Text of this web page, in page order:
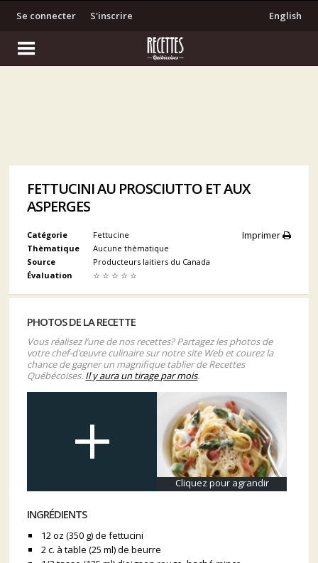
S'inscrire
Se connecter English
FETTUCINI AU PROSCIUTTO ET AUX
ASPERGES
Imprimer
Catégorie
Fettucine
Thèmatique
Aucune thèmatique
Source
Producteurs laitiers du Canada
Évaluation
☆ ☆ ☆ ☆ ☆
PHOTOS DE LA RECETTE
Vous réalisez l’une de nos recettes? Partagez les photos de
votre chef-d’œuvre culinaire sur notre site Web et courez la
chance de gagner un magnifique tablier de Recettes
Québécoises. Il y aura un tirage par mois.
Cliquez pour agrandir
INGRÉDIENTS
12 oz (350 g) de fettucini
2 c. à table (25 ml) de beurre